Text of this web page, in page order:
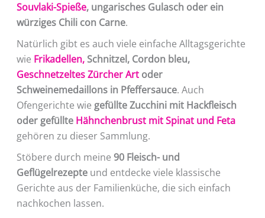
Souvlaki-Spieße, ungarisches Gulasch oder ein
würziges Chili con Carne.
Natürlich gibt es auch viele einfache Alltagsgerichte
wie Frikadellen,Schnitzel, Cordon bleu,
Geschnetzeltes Zürcher Artoder
Schweinemedaillons in Pfeffersauce. Auch
Ofengerichte wie gefüllte Zucchini mit Hackfleisch
oder gefüllte Hähnchenbrust mit Spinat und Feta
gehören zu dieser Sammlung.
Stöbere durch meine 90 Fleisch- und
Geflügelrezepteund entdecke viele klassische
Gerichte aus der Familienküche, die sich einfach
nachkochen lassen.